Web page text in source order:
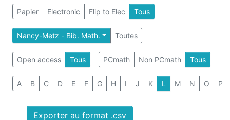
Papier Electronic Flip to Elec Tous
Nancy-Metz - Bib. Math. Toutes
Open access Tous PCmath Non PCmath Tous
A B C D E F G H I J K L M N O P
Exporter au format .csv